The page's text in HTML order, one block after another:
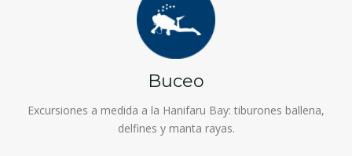
Buceo
Excursiones a medida a la Hanifaru Bay: tiburones ballena,
delfines y manta rayas.